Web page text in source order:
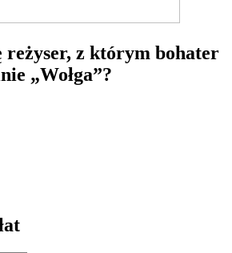
reżyser, z którym bohater
„Wołga”?